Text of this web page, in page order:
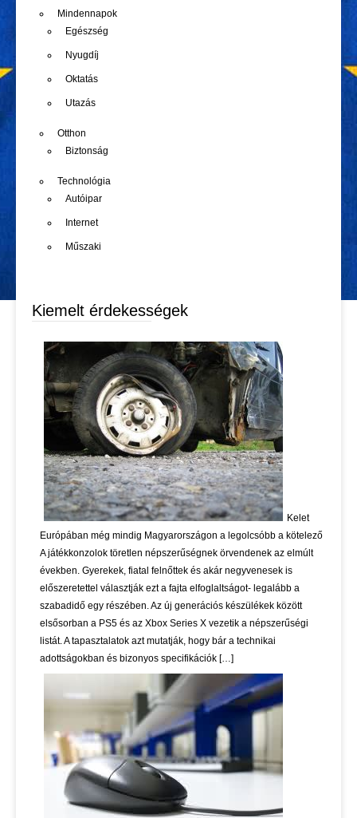
Mindennapok
Egészség
Nyugdíj
Oktatás
Utazás
Otthon
Biztonság
Technológia
Autóipar
Internet
Műszaki
Kiemelt érdekességek
Kelet
Európában még mindig Magyarországon a legolcsóbb a kötelező
A játékkonzolok töretlen népszerűségnek örvendenek az elmúlt
években. Gyerekek, fiatal felnőttek és akár negyvenesek is
előszeretettel választják ezt a fajta elfoglaltságot- legalább a
szabadidő egy részében. Az új generációs készülékek között
elsősorban a PS5 és az Xbox Series X vezetik a népszerűségi
listát. A tapasztalatok azt mutatják, hogy bár a technikai
adottságokban és bizonyos specifikációk […]